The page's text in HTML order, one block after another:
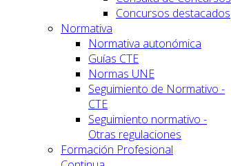
Concursos destacados
Normativa
Normativa autonómica
Guías CTE
Normas UNE
Seguimiento de Normativo -
CTE
Seguimiento normativo -
Otras regulaciones
Formación Profesional